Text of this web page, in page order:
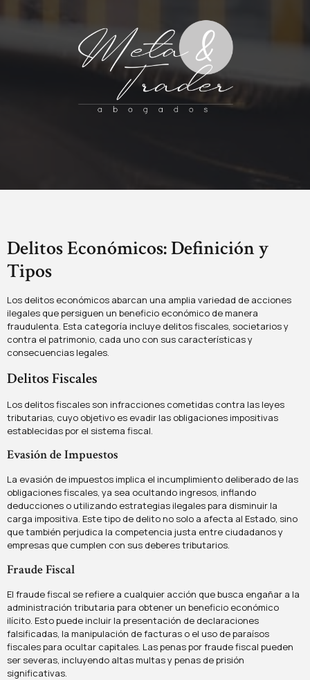
Delitos Económicos: Definición y
Tipos
Los delitos económicos abarcan una amplia variedad de acciones
ilegales que persiguen un beneficio económico de manera
fraudulenta. Esta categoría incluye delitos fiscales, societarios y
contra el patrimonio, cada uno con sus características y
consecuencias legales.
Delitos Fiscales
Los delitos fiscales son infracciones cometidas contra las leyes
tributarias, cuyo objetivo es evadir las obligaciones impositivas
establecidas por el sistema fiscal.
Evasión de Impuestos
La evasión de impuestos implica el incumplimiento deliberado de las
obligaciones fiscales, ya sea ocultando ingresos, inflando
deducciones o utilizando estrategias ilegales para disminuir la
carga impositiva. Este tipo de delito no solo a afecta al Estado, sino
que también perjudica la competencia justa entre ciudadanos y
empresas que cumplen con sus deberes tributarios.
Fraude Fiscal
El fraude fiscal se refiere a cualquier acción que busca engañar a la
administración tributaria para obtener un beneficio económico
ilícito. Esto puede incluir la presentación de declaraciones
falsificadas, la manipulación de facturas o el uso de paraísos
fiscales para ocultar capitales. Las penas por fraude fiscal pueden
ser severas, incluyendo altas multas y penas de prisión
significativas.